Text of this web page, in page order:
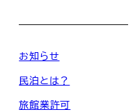
お知らせ
民泊とは？
旅館業許可